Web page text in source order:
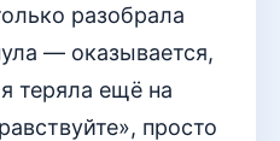
разобрала
— оказывается,
теряла ещё на
просто